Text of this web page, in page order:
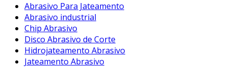
Abrasivo Para Jateamento
Abrasivo industrial
Chip Abrasivo
Disco Abrasivo de Corte
Hidrojateamento Abrasivo
Jateamento Abrasivo